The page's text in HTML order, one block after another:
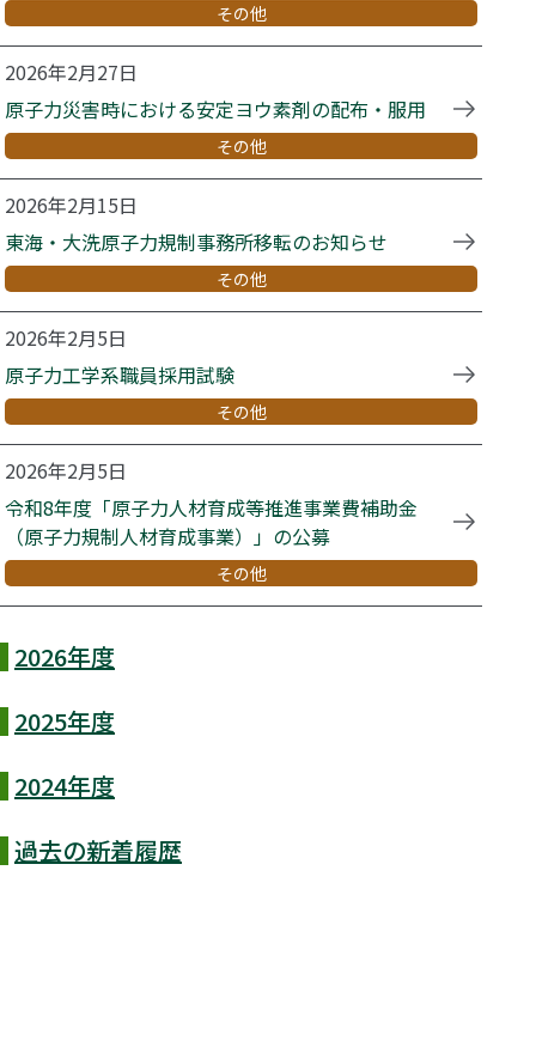
その他
2026年2月27日
その他
原子力災害時における安定ヨウ素剤の配布・服用
2026年2月15日
その他
東海・大洗原子力規制事務所移転のお知らせ
2026年2月5日
その他
原子力工学系職員採用試験
2026年2月5日
その他
令和8年度「原子力人材育成等推進事業費補助金
（原子力規制人材育成事業）」の公募
2026年度
2025年度
2024年度
過去の新着履歴